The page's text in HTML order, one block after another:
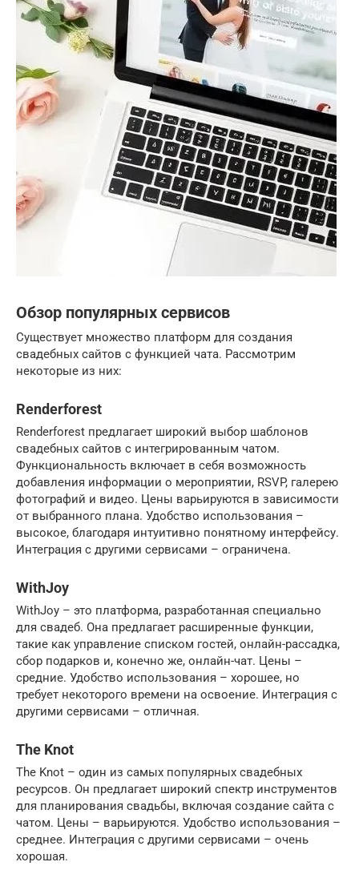
Обзор популярных сервисов
Существует множество платформ для создания
свадебных сайтов с функцией чата. Рассмотрим
некоторые из них:
Renderforest
Renderforest предлагает широкий выбор шаблонов
свадебных сайтов с интегрированным чатом.
Функциональность включает в себя возможность
добавления информации о мероприятии, RSVP, галерею
фотографий и видео. Цены варьируются в зависимости
от выбранного плана. Удобство использования –
высокое, благодаря интуитивно понятному интерфейсу.
Интеграция с другими сервисами – ограничена.
WithJoy
WithJoy – это платформа, разработанная специально
для свадеб. Она предлагает расширенные функции,
такие как управление списком гостей, онлайн-рассадка,
сбор подарков и, конечно же, онлайн-чат. Цены –
средние. Удобство использования – хорошее, но
требует некоторого времени на освоение. Интеграция с
другими сервисами – отличная.
The Knot
The Knot – один из самых популярных свадебных
ресурсов. Он предлагает широкий спектр инструментов
для планирования свадьбы, включая создание сайта с
чатом. Цены – варьируются. Удобство использования –
среднее. Интеграция с другими сервисами – очень
хорошая.